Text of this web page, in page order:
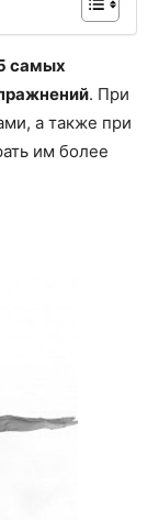
самых
. При
а также при
им более